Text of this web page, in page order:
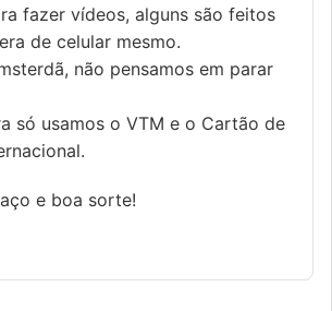
fazer vídeos, alguns são feitos
de celular mesmo.
não pensamos em parar
só usamos o VTM e o Cartão de
e boa sorte!